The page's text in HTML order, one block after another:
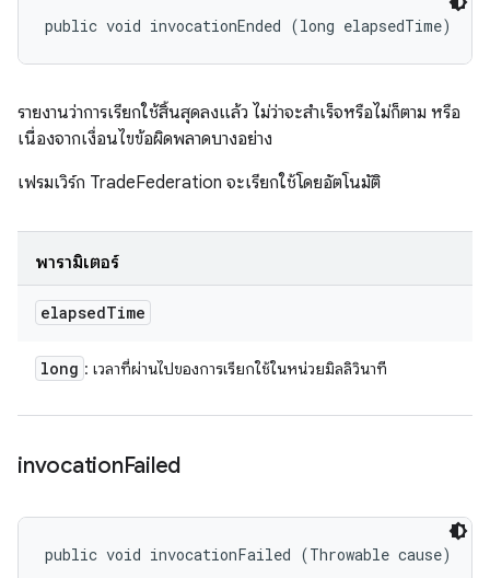
public void invocationEnded (long elapsedTime)
รายงานว่าการเรียกใช้สิ้นสุดลงแล้ว ไม่ว่าจะสำเร็จหรือไม่ก็ตาม หรือ
เนื่องจากเงื่อนไขข้อผิดพลาดบางอย่าง
เฟรมเวิร์ก TradeFederation จะเรียกใช้โดยอัตโนมัติ
พารามิเตอร์
elapsedTime
long : เวลาที่ผ่านไปของการเรียกใช้ในหน่วยมิลลิวินาที
invocationFailed
public void invocationFailed (Throwable cause)